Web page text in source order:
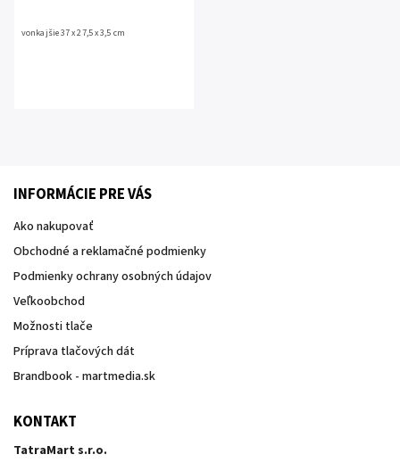
vonkajšie 37 x 27,5 x 3,5 cm
INFORMÁCIE PRE VÁS
Ako nakupovať
Obchodné a reklamačné podmienky
Podmienky ochrany osobných údajov
Veľkoobchod
Možnosti tlače
Príprava tlačových dát
Brandbook - martmedia.sk
KONTAKT
TatraMart s.r.o.